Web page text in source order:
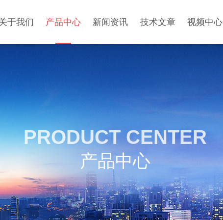
于我们 产品中心 新闻资讯 技术文章 视频中心
PRODUCT CENTER
产品中心